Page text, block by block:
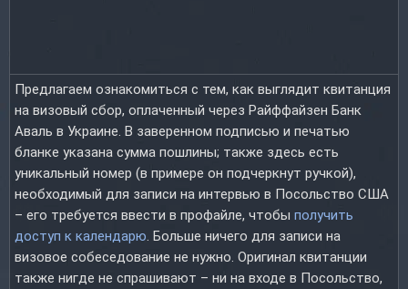
Предлагаем ознакомиться с тем, как выглядит квитанция
на визовый сбор, оплаченный через Райффайзен Банк
Аваль в Украине. В заверенном подписью и печатью
бланке указана сумма пошлины; также здесь есть
уникальный номер (в примере он подчеркнут ручкой),
необходимый для записи на интервью в Посольство США
– его требуется ввести в профайле, чтобы получить
доступ к календарю . Больше ничего для записи на
визовое собеседование не нужно. Оригинал квитанции
также нигде не спрашивают – ни на входе в Посольство,